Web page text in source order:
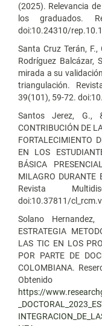
(2025). Relevancia
los graduados.
doi:10.24310/
Santa Cruz Terán,
Rodríguez Balcázar,
mirada a su
triangulación.
39(101), 59-72.
Santos Jerez, G.,
CONTRIBUCIÓN DE
FORTALECIMIENTO
EN LOS
BÁSICA
MILAGRO
Revista
doi:10.37811/
Solano
ESTRATEGIA
LAS TIC EN LOS
POR PARTE DE
COLOMBIANA.
https://